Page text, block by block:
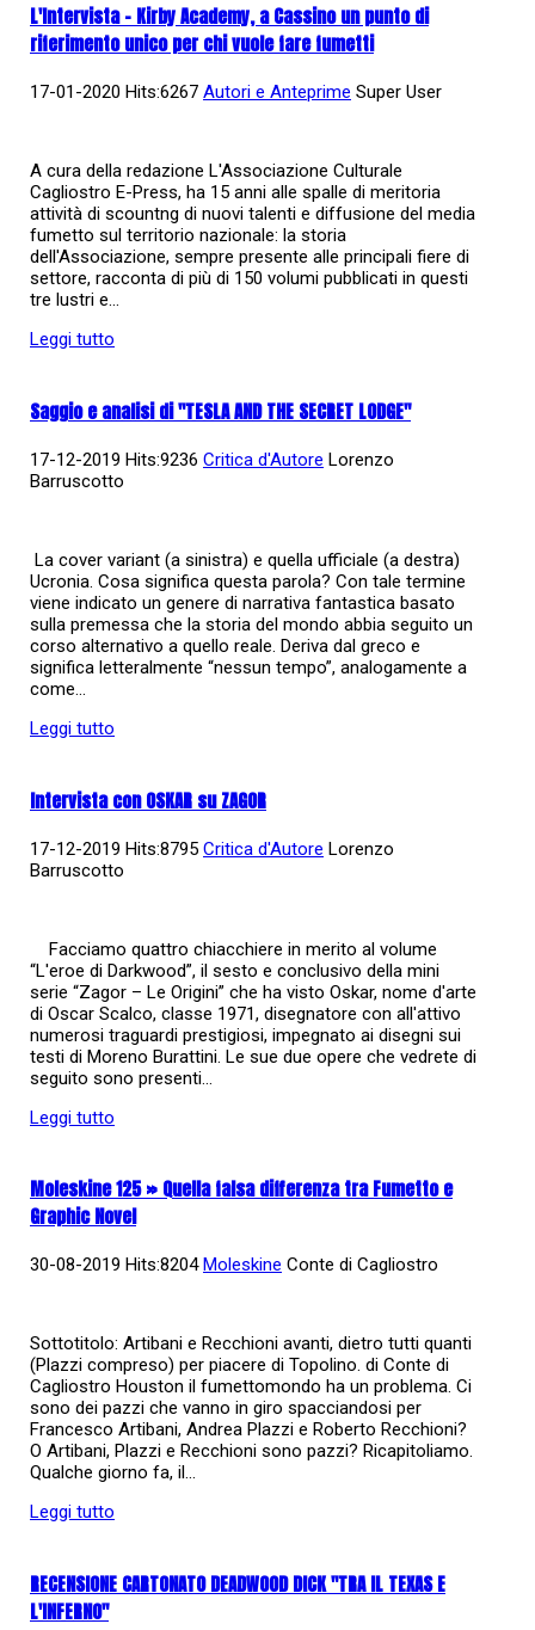
L'Intervista - Kirby Academy, a Cassino un punto di
riferimento unico per chi vuole fare fumetti
17-01-2020 Hits:6267 Autori e Anteprime Super User
A cura della redazione L'Associazione Culturale
Cagliostro E-Press, ha 15 anni alle spalle di meritoria
attività di scountng di nuovi talenti e diffusione del media
fumetto sul territorio nazionale: la storia
dell'Associazione, sempre presente alle principali fiere di
settore, racconta di più di 150 volumi pubblicati in questi
tre lustri e...
Leggi tutto
Saggio e analisi di "TESLA AND THE SECRET LODGE"
17-12-2019 Hits:9236 Critica d'Autore Lorenzo
Barruscotto
La cover variant (a sinistra) e quella ufficiale (a destra)
Ucronia. Cosa significa questa parola? Con tale termine
viene indicato un genere di narrativa fantastica basato
sulla premessa che la storia del mondo abbia seguito un
corso alternativo a quello reale. Deriva dal greco e
significa letteralmente “nessun tempo”, analogamente a
come...
Leggi tutto
Intervista con OSKAR su ZAGOR
17-12-2019 Hits:8795 Critica d'Autore Lorenzo
Barruscotto
Facciamo quattro chiacchiere in merito al volume
“L'eroe di Darkwood”, il sesto e conclusivo della mini
serie “Zagor – Le Origini” che ha visto Oskar, nome d'arte
di Oscar Scalco, classe 1971, disegnatore con all'attivo
numerosi traguardi prestigiosi, impegnato ai disegni sui
testi di Moreno Burattini. Le sue due opere che vedrete di
seguito sono presenti...
Leggi tutto
Moleskine 125 » Quella falsa differenza tra Fumetto e
Graphic Novel
30-08-2019 Hits:8204 Moleskine Conte di Cagliostro
Sottotitolo: Artibani e Recchioni avanti, dietro tutti quanti
(Plazzi compreso) per piacere di Topolino. di Conte di
Cagliostro Houston il fumettomondo ha un problema. Ci
sono dei pazzi che vanno in giro spacciandosi per
Francesco Artibani, Andrea Plazzi e Roberto Recchioni?
O Artibani, Plazzi e Recchioni sono pazzi? Ricapitoliamo.
Qualche giorno fa, il...
Leggi tutto
RECENSIONE CARTONATO DEADWOOD DICK "TRA IL TEXAS E
L'INFERNO"